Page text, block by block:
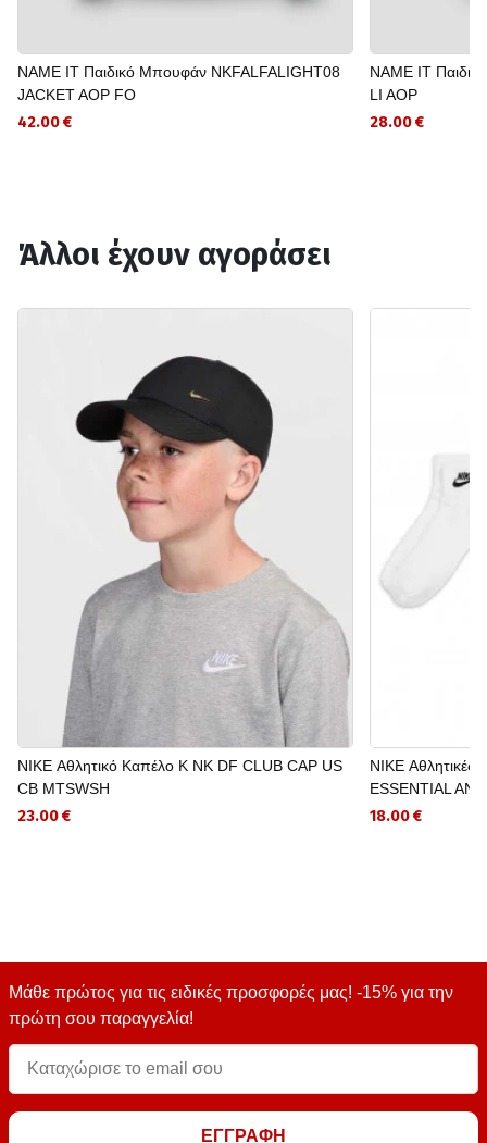
NAME IT Παιδικό Μπουφάν NKFALFALIGHT08
JACKET AOP FO
42.00 €
NAME IT
LI AOP
28.00 €
Άλλοι έχουν αγοράσει
NIKE Αθλητικό Καπέλο K NK DF CLUB CAP US
CB MTSWSH
23.00 €
NIKE Αθλητικές
ESSENTIAL AN
18.00 €
Μάθε πρώτος για τις ειδικές προσφορές μας! -15% για την
πρώτη σου παραγγελία!
ΕΓΓΡΑΦΗ